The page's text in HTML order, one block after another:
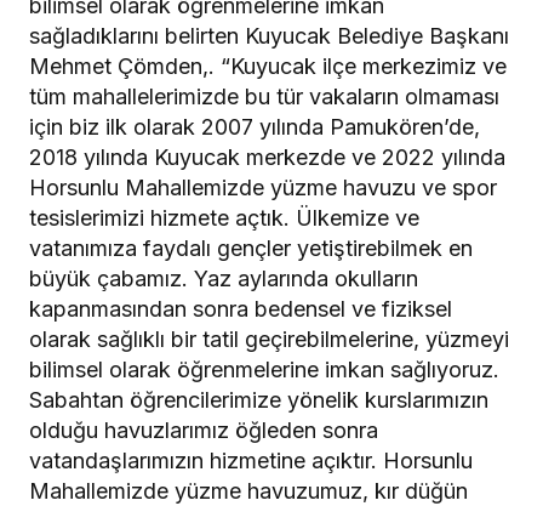
bilimsel olarak öğrenmelerine imkan
sağladıklarını belirten Kuyucak Belediye Başkanı
Mehmet Çömden,. “Kuyucak ilçe merkezimiz ve
tüm mahallelerimizde bu tür vakaların olmaması
için biz ilk olarak 2007 yılında Pamukören’de,
2018 yılında Kuyucak merkezde ve 2022 yılında
Horsunlu Mahallemizde yüzme havuzu ve spor
tesislerimizi hizmete açtık. Ülkemize ve
vatanımıza faydalı gençler yetiştirebilmek en
büyük çabamız. Yaz aylarında okulların
kapanmasından sonra bedensel ve fiziksel
olarak sağlıklı bir tatil geçirebilmelerine, yüzmeyi
bilimsel olarak öğrenmelerine imkan sağlıyoruz.
Sabahtan öğrencilerimize yönelik kurslarımızın
olduğu havuzlarımız öğleden sonra
vatandaşlarımızın hizmetine açıktır. Horsunlu
Mahallemizde yüzme havuzumuz, kır düğün